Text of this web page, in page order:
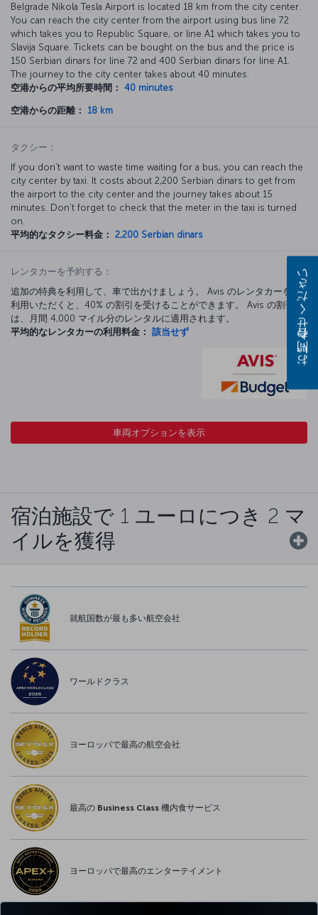
Belgrade Nikola Tesla Airport is located 18 km from the city center.
You can reach the city center from the airport using bus line 72
which takes you to Republic Square, or line A1 which takes you to
Slavija Square. Tickets can be bought on the bus and the price is
150 Serbian dinars for line 72 and 400 Serbian dinars for line A1.
The journey to the city center takes about 40 minutes.
空港からの平均所要時間： 40 minutes
空港からの距離： 18 km
タクシー：
If you don’t want to waste time waiting for a bus, you can reach the
city center by taxi. It costs about 2,200 Serbian dinars to get from
the airport to the city center and the journey takes about 15
minutes. Don’t forget to check that the meter in the taxi is turned
on.
平均的なタクシー料金： 2,200 Serbian dinars
レンタカーを予約する：
追加の特典を利用して、車で出かけましょう。 Avis のレンタカーをご
利用いただくと、40% の割引を受けることができます。 Avis の割引
は、月間 4,000 マイル分のレンタルに適用されます。
平均的なレンタカーの利用料金： 該当せず
車両オプションを表示
宿泊施設で 1 ユーロにつき 2 マ
イルを獲得
就航国数が最も多い航空会社
ワールドクラス
ヨーロッパで最高の航空会社
最高の Business Class 機内食サービス
ヨーロッパで最高のエンターテイメント
お問い合わせください